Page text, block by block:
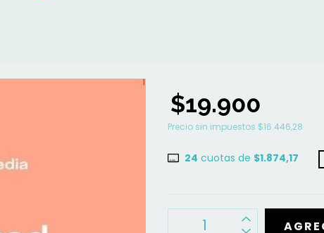
$19.900
Precio sin impuestos $16.446,28
24 cuotas de $1.874,17